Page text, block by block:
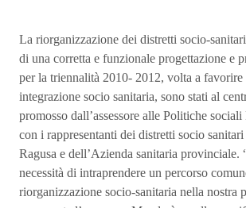
La riorganizzazione dei distretti socio-
di una corretta e funzionale progettazione e
per la triennalità 2010- 2012, volta a favorire
integrazione socio sanitaria, sono stati al
promosso dall’assessore alle Politiche
con i rappresentanti dei distretti socio
Ragusa e dell’Azienda sanitaria provinciale.
necessità di intraprendere un percorso
riorganizzazione socio-sanitaria nella nostra